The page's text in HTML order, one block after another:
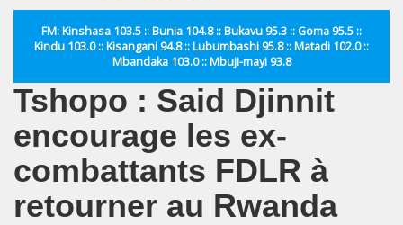
FM: Kinshasa 103.5 :: Bunia 104.8 :: Bukavu 95.3 :: Goma 95.5 ::
Kindu 103.0 :: Kisangani 94.8 :: Lubumbashi 95.8 :: Matadi 102.0 ::
Mbandaka 103.0 :: Mbuji-mayi 93.8
Tshopo : Said Djinnit
encourage les ex-
combattants FDLR à
retourner au Rwanda